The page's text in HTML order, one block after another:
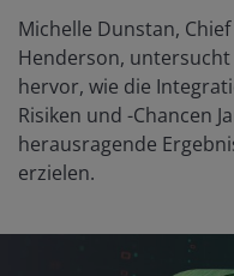
Michelle Dunstan,
Henderson,
hervor, wie die
Risiken und -Chancen
herausragende
erzielen.